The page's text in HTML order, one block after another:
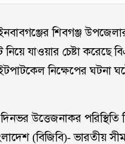
শিবগঞ্জ
নিয়ে যাওয়ার চেষ্টা
নিক্ষেপের ঘটনা
উত্তেজনাকর
(বিজিবি)- ভারতীয়